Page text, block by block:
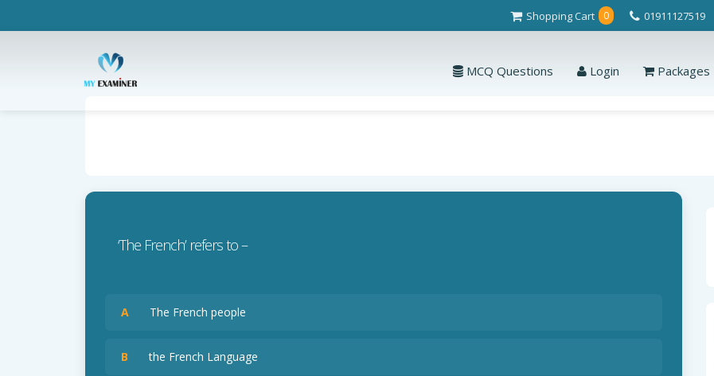
Shopping Cart 0 01911127519
MCQ Questions Login Packages
‘The French’ refers to –
A The French people
B the French Language